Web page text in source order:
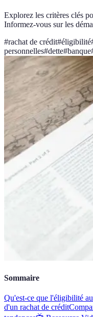
Explorez les critères clés
Informez-vous sur les
#rachat de crédit#éligibilité
personnelles#dette#banque
Sommaire
Qu'est-ce que l'éligibilité
d'un rachat de crédit